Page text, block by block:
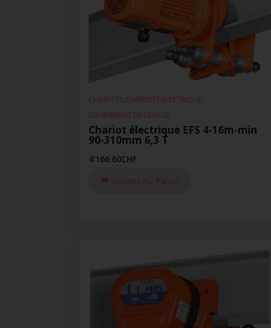
CHARIOTS,CHARIOTS ÉLECTRIQUE,
ÉQUIPEMENT DE LEVAGE
Chariot électrique EFS 4-16m-min
90-310mm 6,3 T
4'166.60CHF
Ajouter Au Panier